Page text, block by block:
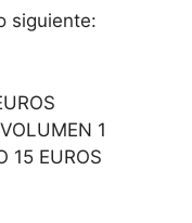
siguiente:
1
15 EUROS